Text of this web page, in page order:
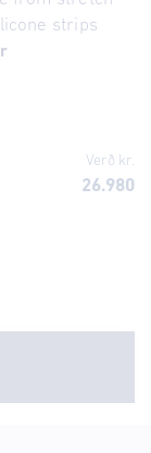
strips
Verð kr.
26.980